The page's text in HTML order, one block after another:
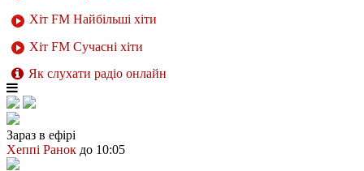
Хіт FM Найбільші хіти
Хіт FM Сучасні хіти
Як слухати радіо онлайн
Зараз в ефірі
Хеппі Ранок до 10:05